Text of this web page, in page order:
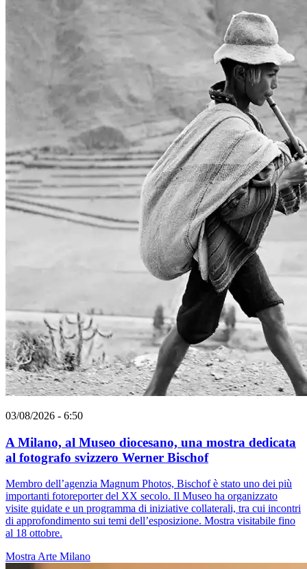
03/08/2026 - 6:50
A Milano, al Museo diocesano, una mostra dedicata
al fotografo svizzero Werner Bischof
Membro dell’agenzia Magnum Photos, Bischof è stato uno dei più
importanti fotoreporter del XX secolo. Il Museo ha organizzato
visite guidate e un programma di iniziative collaterali, tra cui incontri
di approfondimento sui temi dell’esposizione. Mostra visitabile fino
al 18 ottobre.
Mostra Arte Milano